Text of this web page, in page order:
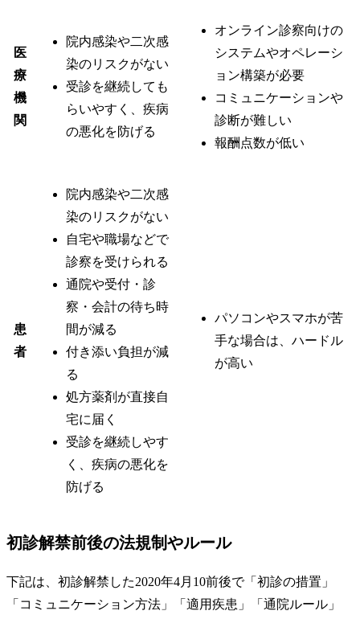
医
療
機
関
院内感染や二次感
染のリスクがない
受診を継続しても
らいやすく、疾病
の悪化を防げる
オンライン診察向けの
システムやオペレーシ
ョン構築が必要
コミュニケーションや
診断が難しい
報酬点数が低い
患
者
院内感染や二次感
染のリスクがない
自宅や職場などで
診察を受けられる
通院や受付・診
察・会計の待ち時
間が減る
付き添い負担が減
る
処方薬剤が直接自
宅に届く
受診を継続しやす
く、疾病の悪化を
防げる
パソコンやスマホが苦
手な場合は、ハードル
が高い
初診解禁前後の法規制やルール
下記は、初診解禁した2020年4月10前後で「初診の措置」
「コミュニケーション方法」「適用疾患」「通院ルール」